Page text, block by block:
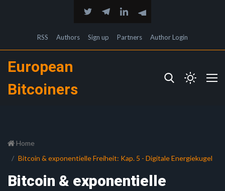
RSS Authors Sign up Partners Author Login
European
Bitcoiners
Home
Bitcoin & exponentielle Freiheit: Kap. 5 - Digitale Energiekugel
Bitcoin & exponentielle